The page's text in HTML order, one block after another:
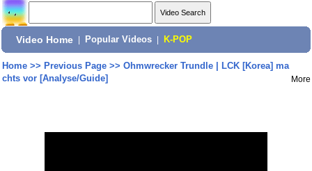
Video Home Popular Videos K-POP
Home>> Previous Page>> Ohmwrecker Trundle | LCK [Korea] ma
chts vor [Analyse/Guide]
More